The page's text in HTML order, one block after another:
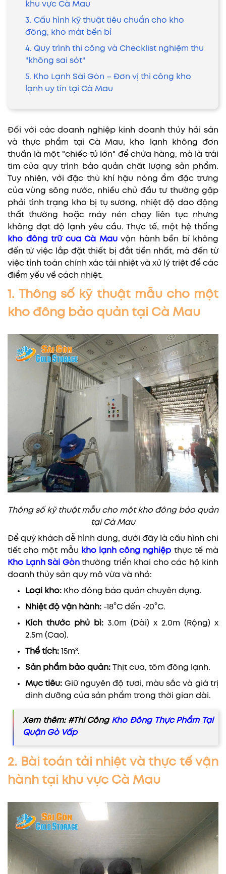
khu vực Cà Mau
3. Cấu hình kỹ thuật tiêu chuẩn cho kho
đông, kho mát bền bỉ
4. Quy trình thi công và Checklist nghiệm thu
"không sai sót"
5. Kho Lạnh Sài Gòn – Đơn vị thi công kho
lạnh uy tín tại Cà Mau
Đối với các doanh nghiệp kinh doanh thủy hải sản
và thực phẩm tại Cà Mau, kho lạnh không đơn
thuần là một "chiếc tủ lớn" để chứa hàng, mà là trái
tim của quy trình bảo quản chất lượng sản phẩm.
Tuy nhiên, với đặc thù khí hậu nóng ẩm đặc trưng
của vùng sông nước, nhiều chủ đầu tư thường gặp
phải tình trạng kho bị tụ sương, nhiệt độ dao động
thất thường hoặc máy nén chạy liên tục nhưng
không đạt độ lạnh yêu cầu. Thực tế, một hệ thống
kho đông trữ cua Cà Mauvận hành bền bỉ không
đến từ việc lắp đặt thiết bị đắt tiền nhất, mà đến từ
việc tính toán chính xác tải nhiệt và xử lý triệt để các
điểm yếu về cách nhiệt.
1. Thông số kỹ thuật mẫu cho một
kho đông bảo quản tại Cà Mau
Thông số kỹ thuật mẫu cho một kho đông bảo quản
tại Cà Mau
Để quý khách dễ hình dung, dưới đây là cấu hình chi
tiết cho một mẫu kho lạnh công nghiệp thực tế mà
Kho Lạnh Sài Gònthường triển khai cho các hộ kinh
doanh thủy sản quy mô vừa và nhỏ:
Loại kho: Kho đông bảo quản chuyên dụng.
Nhiệt độ vận hành: -18°C đến -20°C.
Kích thước phủ bì: 3.0m (Dài) x 2.0m (Rộng) x
2.5m (Cao).
Thể tích: 15m³.
Sản phẩm bảo quản: Thịt cua, tôm đông lạnh.
Mục tiêu: Giữ nguyên độ tươi, màu sắc và giá trị
dinh dưỡng của sản phẩm trong thời gian dài.
Xem thêm: #Thi Công Kho Đông Thực Phẩm Tại
Quận Gò Vấp
2. Bài toán tải nhiệt và thực tế vận
hành tại khu vực Cà Mau